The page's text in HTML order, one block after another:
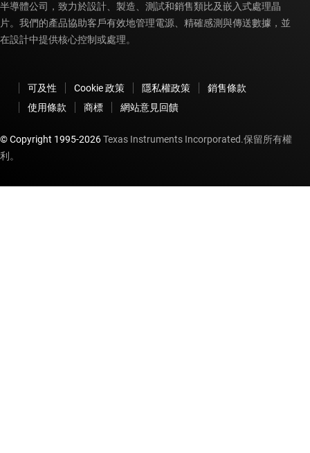
半導體公司，致力於設計、製造、測試和銷售類比及嵌入式處理晶
片。我們的產品協助客戶有效地管理電源、精確感測與傳送數據，並
在設計中提供核心控制或處理。
可及性 Cookie 政策 隱私權政策
銷售條款
使用條款
商標 網站意見回饋
© Copyright 1995-2026Texas Instruments Incorporated.保留所有權
利。